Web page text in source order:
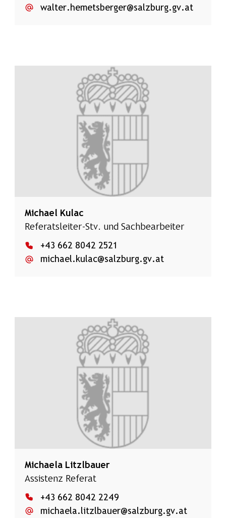
walter.hemetsberger@salzburg.gv.at
Michael Kulac
Referatsleiter-Stv. und Sachbearbeiter
+43 662 8042 2521
michael.kulac@salzburg.gv.at
Michaela Litzlbauer
Assistenz Referat
+43 662 8042 2249
michaela.litzlbauer@salzburg.gv.at